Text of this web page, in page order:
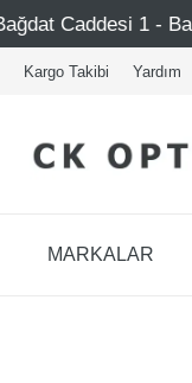
Caddesi 2 -
Kargo Takibi Yardım
MARKALAR